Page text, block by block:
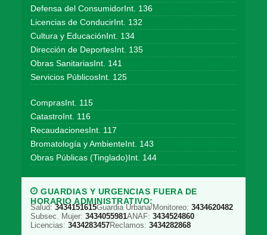
Defensa del ConsumidorInt. 136
Licencias de ConducirInt. 132
Cultura y EducaciónInt. 134
Dirección de DeportesInt. 135
Obras SanitariasInt. 141
Servicios PúblicosInt. 125
ComprasInt. 115
CatastroInt. 116
RecaudacionesInt. 117
Bromatología y AmbienteInt. 143
Obras Públicas (Tinglado)Int. 144
GUARDIAS Y URGENCIAS FUERA DE
HORARIO ADMINISTRATIVO:
Salud: 3434151615Guardia Urbana/Monitoreo: 3434620482
Subsec. Mujer: 3434055981ANAF: 3434524860
Licencias: 3434283457Reclamos: 3434282868